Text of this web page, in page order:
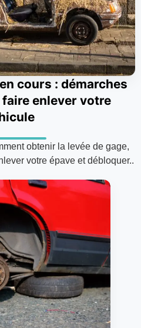
cours : démarches
enlever votre
obtenir la levée de gage,
votre épave et débloquer..